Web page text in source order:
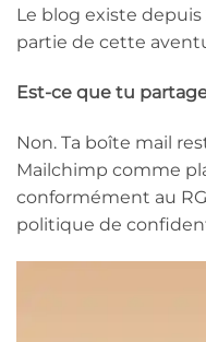
Le blog existe
partie de cette
Est-ce que tu
Non. Ta boîte mail
Mailchimp comme
conformément au
politique de